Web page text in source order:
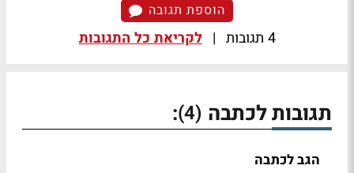
הוספת תגובה
4 תגובות | לקריאת כל התגובות
תגובות לכתבה (4)
:
הגב לכתבה